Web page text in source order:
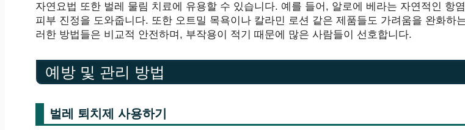
자연요법 또한 벌레 물림 치료에 유용할 수 있습니다. 예를 들어, 알로에 베라는 자연적인 항
피부 진정을 도와줍니다. 또한 오트밀 목욕이나 칼라민 로션 같은 제품들도 가려움을 완화하
러한 방법들은 비교적 안전하며, 부작용이 적기 때문에 많은 사람들이 선호합니다.
예방 및 관리 방법
벌레 퇴치제 사용하기